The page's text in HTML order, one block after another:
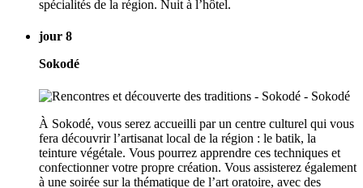
spécialités de la région. Nuit à l’hôtel.
jour 8
Sokodé
À Sokodé, vous serez accueilli par un centre culturel qui vous
fera découvrir l’artisanat local de la région : le batik, la
teinture végétale. Vous pourrez apprendre ces techniques et
confectionner votre propre création. Vous assisterez également
à une soirée sur la thématique de l’art oratoire, avec des